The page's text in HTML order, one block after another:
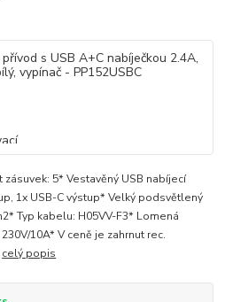
zásuvek: 5* Vestavěný USB nabíjecí
1x USB-C výstup* Velký podsvětlený
Typ kabelu: H05VV-F3* Lomená
10A* V ceně je zahrnut rec.
celý popis